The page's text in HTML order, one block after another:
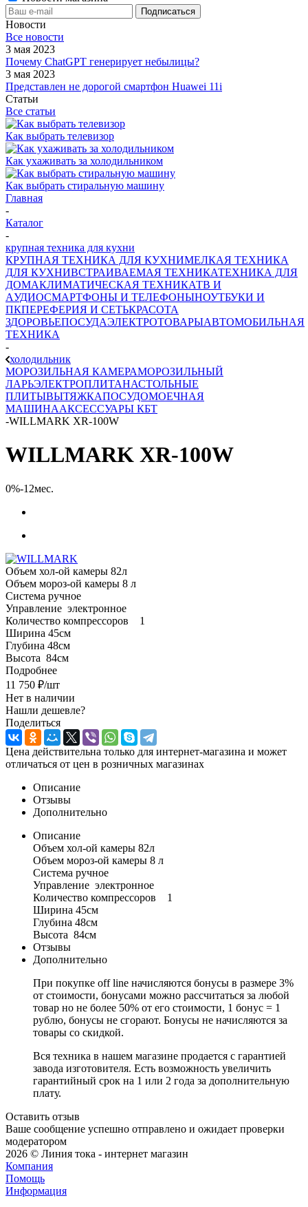
Новости
Все новости
3 мая 2023
Почему ChatGPT генерирует небылицы?
3 мая 2023
Представлен не дорогой смартфон Huawei 11i
Статьи
Все статьи
Как выбрать телевизор
Как ухаживать за холодильником
Как выбрать стиральную машину
Главная
-
Каталог
-
крупная техника для кухни
КРУПНАЯ ТЕХНИКА ДЛЯ КУХНИМЕЛКАЯ ТЕХНИКА
ДЛЯ КУХНИВСТРАИВАЕМАЯ ТЕХНИКАТЕХНИКА ДЛЯ
ДОМАКЛИМАТИЧЕСКАЯ ТЕХНИКАТВ И
AУДИОСМАРТФОНЫ И ТЕЛЕФОНЫНОУТБУКИ И
ПКПЕРЕФЕРИЯ И СЕТЬКРАСОТА
ЗДОРОВЬЕПОСУДАЭЛЕКТРОТОВАРЫАВТОМОБИЛЬНАЯ
ТЕХНИКА
-
холодильник
МОРОЗИЛЬНАЯ КАМЕРАМОРОЗИЛЬНЫЙ
ЛАРЬЭЛЕКТРОПЛИТАНАСТОЛЬНЫЕ
ПЛИТЫВЫТЯЖКАПОСУДОМОЕЧНАЯ
МАШИНААКСЕССУАРЫ КБТ
-WILLMARK XR-100W
WILLMARK XR-100W
0%-12мес.
Объем хол-ой камеры 82л
Объем мороз-ой камеры 8 л
Система ручное
Управление электронное
Количество компрессоров 1
Ширина 45см
Глубина 48см
Высота 84см
Подробнее
11 750 ₽/шт
Нет в наличии
Нашли дешевле?
Поделиться
Цена действительна только для интернет-магазина и может
отличаться от цен в розничных магазинах
Описание
Отзывы
Дополнительно
Описание
Объем хол-ой камеры 82л
Объем мороз-ой камеры 8 л
Система ручное
Управление электронное
Количество компрессоров 1
Ширина 45см
Глубина 48см
Высота 84см
Отзывы
Дополнительно
При покупке off line начисляются бонусы в размере 3%
от стоимости, бонусами можно рассчитаться за любой
товар но не более 50% от его стоимости, 1 бонус = 1
рублю, бонусы не сгорают. Бонусы не начисляются за
товары со скидкой.
Вся техника в нашем магазине продается с гарантией
завода изготовителя. Есть возможность увеличить
гарантийный срок на 1 или 2 года за дополнительную
плату.
Оставить отзыв
Ваше сообщение успешно отправлено и ожидает проверки
модератором
2026 © Линия тока - интернет магазин
Компания
Помощь
Информация